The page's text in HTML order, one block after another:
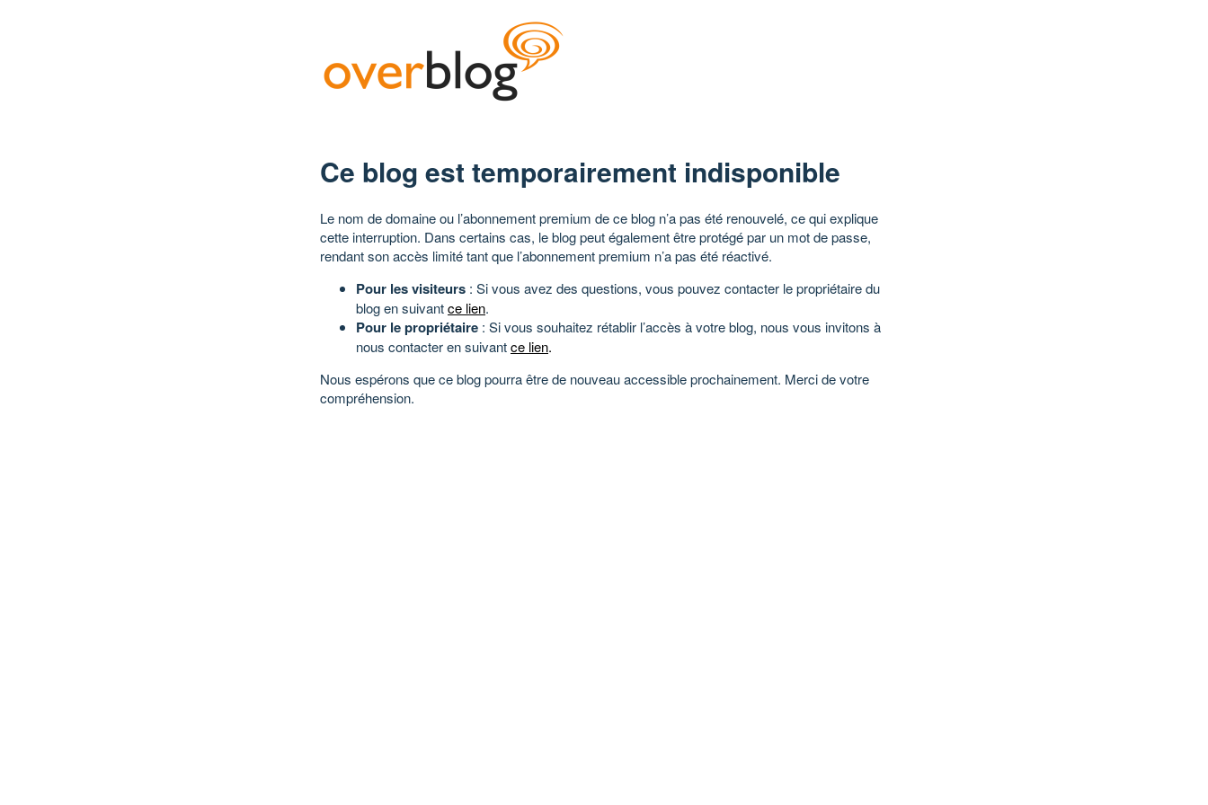
Ce blog est temporairement indisponible
Le nom de domaine ou l’abonnement premium de ce blog n’a pas été renouvelé, ce qui explique
cette interruption. Dans certains cas, le blog peut également être protégé par un mot de passe,
rendant son accès limité tant que l’abonnement premium n’a pas été réactivé.
Pour les visiteurs : Si vous avez des questions, vous pouvez contacter le propriétaire du
blog en suivantce lien.
Pour le propriétaire : Si vous souhaitez rétablir l’accès à votre blog, nous vous invitons à
nous contacter en suivantce lien.
Nous espérons que ce blog pourra être de nouveau accessible prochainement. Merci de votre
compréhension.